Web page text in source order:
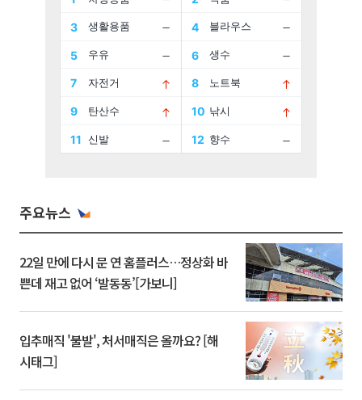
주요뉴스
22일 만에 다시 문 연 홈플러스…정상화 바
쁜데 재고 없어 ‘발동동’[가보니]
입추매직 '불발', 처서매직은 올까요? [해
시태그]